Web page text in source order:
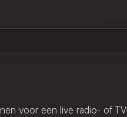
voor een live radio- of